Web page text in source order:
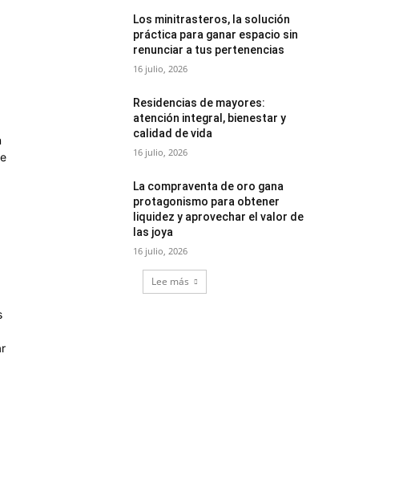
Los minitrasteros, la solución
práctica para ganar espacio sin
renunciar a tus pertenencias
16 julio, 2026
Residencias de mayores:
atención integral, bienestar y
calidad de vida
16 julio, 2026
La compraventa de oro gana
protagonismo para obtener
liquidez y aprovechar el valor de
las joya
16 julio, 2026
Lee más